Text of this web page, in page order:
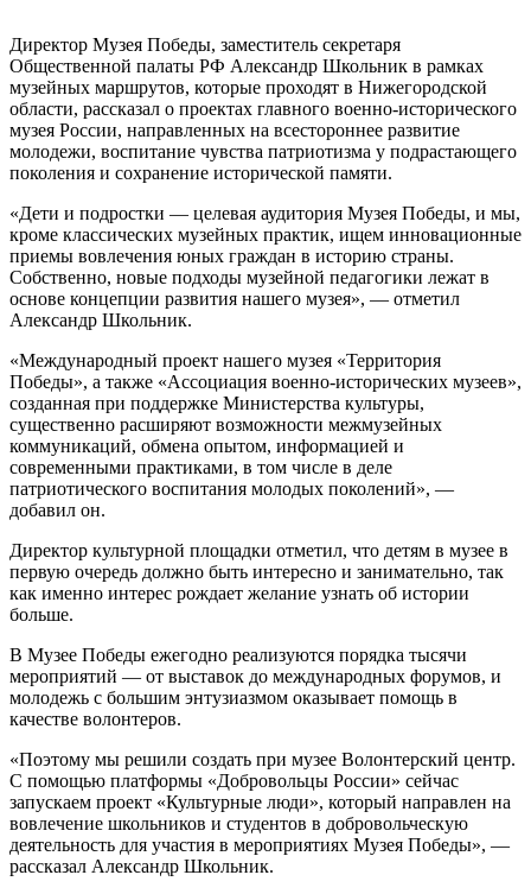
Директор Музея Победы, заместитель секретаря
Общественной палаты РФ Александр Школьник в рамках
музейных маршрутов, которые проходят в Нижегородской
области, рассказал о проектах главного военно-исторического
музея России, направленных на всестороннее развитие
молодежи, воспитание чувства патриотизма у подрастающего
поколения и сохранение исторической памяти.
«Дети и подростки — целевая аудитория Музея Победы, и мы,
кроме классических музейных практик, ищем инновационные
приемы вовлечения юных граждан в историю страны.
Собственно, новые подходы музейной педагогики лежат в
основе концепции развития нашего музея», — отметил
Александр Школьник.
«Международный проект нашего музея «Территория
Победы», а также «Ассоциация военно-исторических музеев»,
созданная при поддержке Министерства культуры,
существенно расширяют возможности межмузейных
коммуникаций, обмена опытом, информацией и
современными практиками, в том числе в деле
патриотического воспитания молодых поколений», —
добавил он.
Директор культурной площадки отметил, что детям в музее в
первую очередь должно быть интересно и занимательно, так
как именно интерес рождает желание узнать об истории
больше.
В Музее Победы ежегодно реализуются порядка тысячи
мероприятий — от выставок до международных форумов, и
молодежь с большим энтузиазмом оказывает помощь в
качестве волонтеров.
«Поэтому мы решили создать при музее Волонтерский центр.
С помощью платформы «Добровольцы России» сейчас
запускаем проект «Культурные люди», который направлен на
вовлечение школьников и студентов в добровольческую
деятельность для участия в мероприятиях Музея Победы», —
рассказал Александр Школьник.